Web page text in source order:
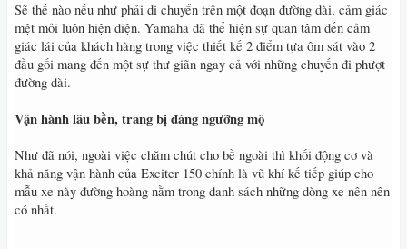
Sẽ thế nào nếu như phải di chuyển trên một đoạn đường dài, cảm giác
mệt mỏi luôn hiện diện. Yamaha đã thể hiện sự quan tâm đến cảm
giác lái của khách hàng trong việc thiết kế 2 điểm tựa ôm sát vào 2
đầu gối mang đến một sự thư giãn ngay cả với những chuyến đi phượt
đường dài.
Vận hành lâu bền, trang bị đáng ngưỡng mộ
Như đã nói, ngoài việc chăm chút cho bề ngoài thì khối động cơ và
khả năng vận hành của Exciter 150 chính là vũ khí kế tiếp giúp cho
mẫu xe này đường hoàng nằm trong danh sách những dòng xe nên nên
có nhất.